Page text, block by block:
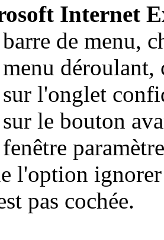
Internet
de menu,
l'onglet
le bouton
l'option
pas cochée.